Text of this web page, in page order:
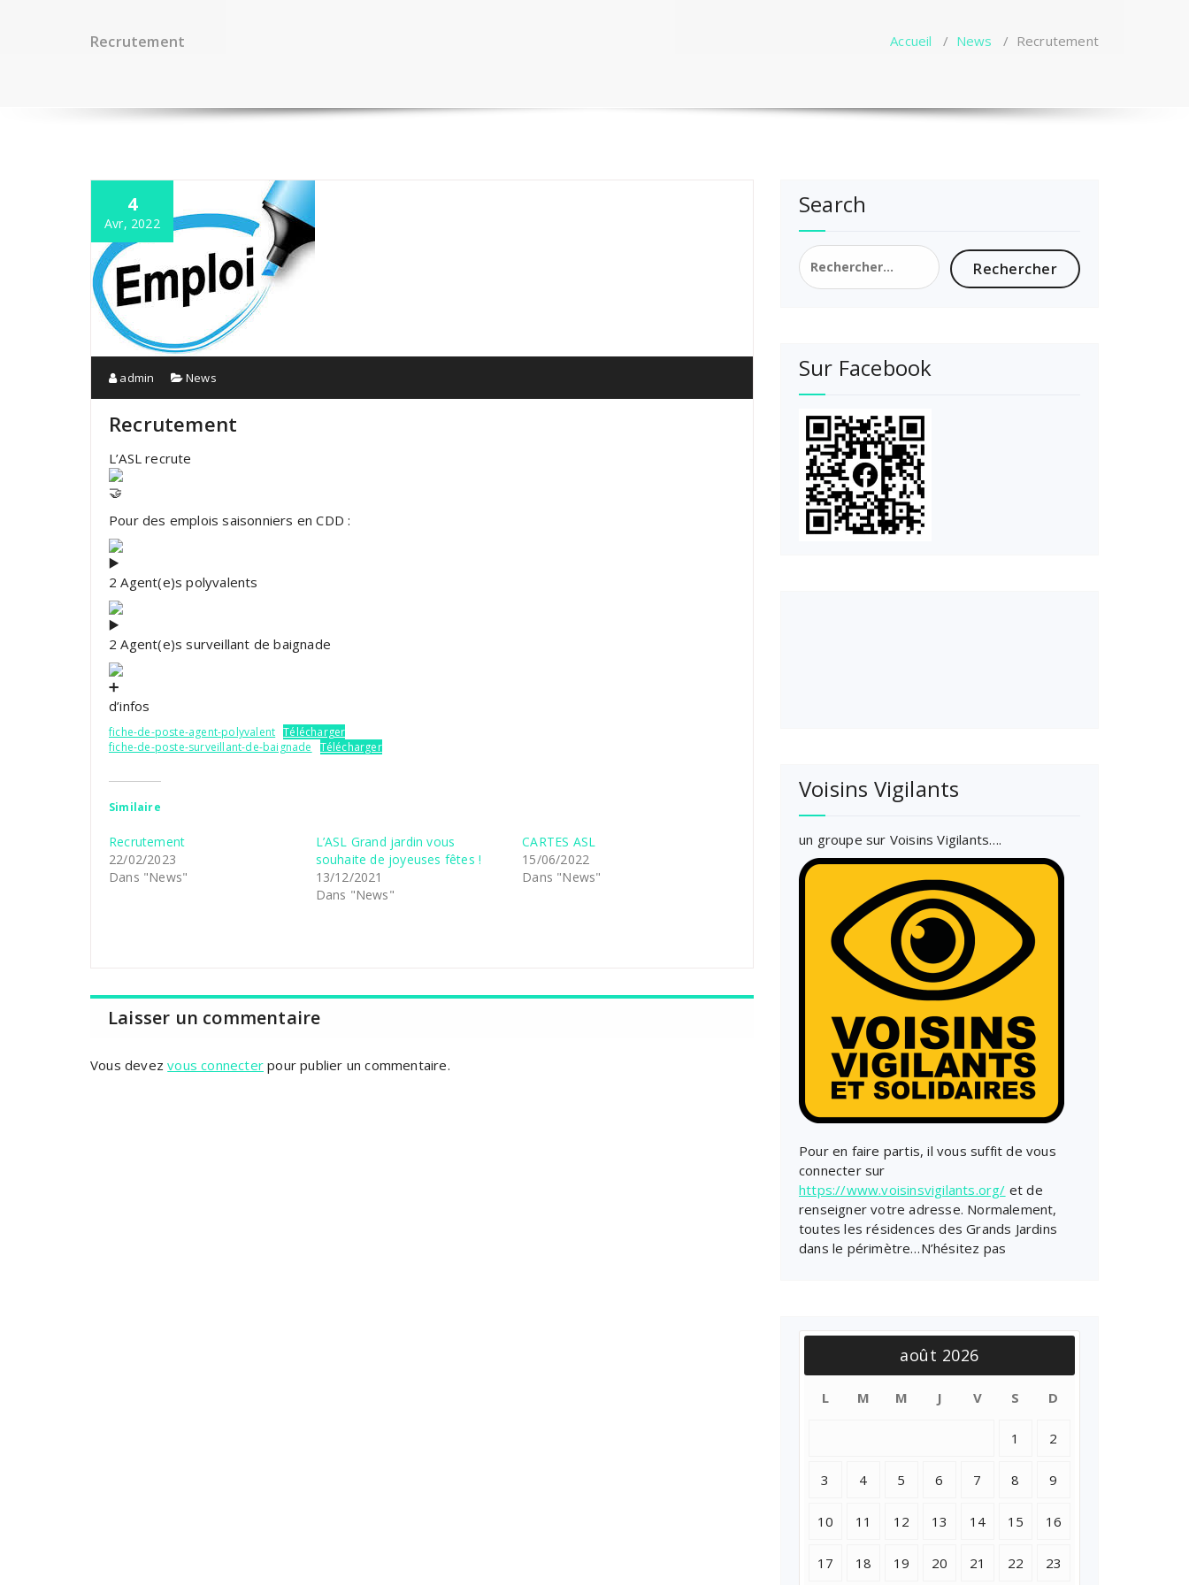
Recrutement Accueil / News / Recrutement
4
Avr, 2022
admin News
Recrutement
L’ASL recrute
Pour des emplois saisonniers en CDD :
2 Agent(e)s polyvalents
2 Agent(e)s surveillant de baignade
d’infos
fiche-de-poste-agent-polyvalent Télécharger
fiche-de-poste-surveillant-de-baignade
Télécharger
Similaire
Recrutement
22/02/2023
Dans "News"
L’ASL Grand jardin vous
souhaite de joyeuses fêtes !
13/12/2021
Dans "News"
CARTES ASL
15/06/2022
Dans "News"
Laisser un commentaire
Vous devezvous connecter pour publier un commentaire.
Search
Rechercher :
Sur Facebook
Voisins Vigilants
un groupe sur Voisins Vigilants….
Pour en faire partis, il vous suffit de vous
connecter sur
https://www.voisinsvigilants.org/ et de
renseigner votre adresse. Normalement,
toutes les résidences des Grands Jardins
dans le périmètre…N’hésitez pas
août 2026
L M M J V S D
1 2
3 4 5 6 7 8 9
10 11 12 13 14 15 16
17 18 19 20 21 22 23